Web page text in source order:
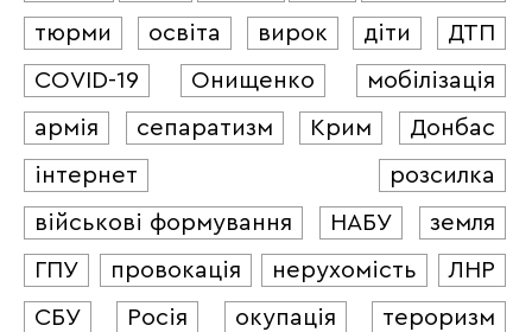
тюрми
освіта вирок діти
ДТП
COVID-19
Онищенко
мобілізація
армія
сепаратизм Крим
Донбас
інтернет
розсилка
військові формування
НАБУ
земля
ГПУ
провокація нерухомість
ЛНР
СБУ
Росія окупація
тероризм